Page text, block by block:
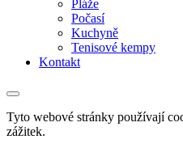
Pláže
Počasí
Kuchyně
Tenisové kempy
Kontakt
Tyto webové stránky používají
zážitek.